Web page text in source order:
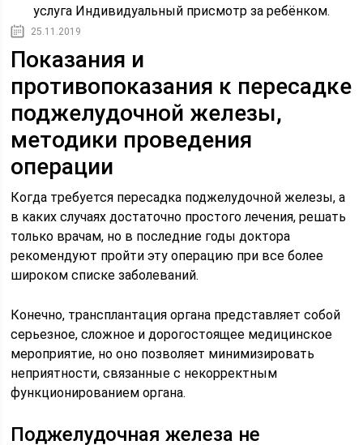
услуга Индивидуальный присмотр за ребёнком.
25.11.2019
Показания и
противопоказания к пересадке
поджелудочной железы,
методики проведения
операции
Когда требуется пересадка поджелудочной железы, а
в каких случаях достаточно простого лечения, решать
только врачам, но в последние годы доктора
рекомендуют пройти эту операцию при все более
широком списке заболеваний.
Конечно, трансплантация органа представляет собой
серьезное, сложное и дорогостоящее медицинское
мероприятие, но оно позволяет минимизировать
неприятности, связанные с некорректным
функционированием органа.
Поджелудочная железа не